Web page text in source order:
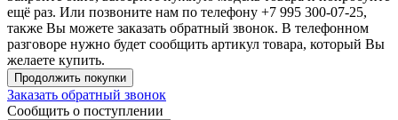
ещё раз. Или позвоните нам по телефону +7 995 300-07-25,
также Вы можете заказать обратный звонок. В телефонном
разговоре нужно будет сообщить артикул товара, который Вы
желаете купить.
Продолжить покупки
Заказать обратный звонок
Сообщить о поступлении